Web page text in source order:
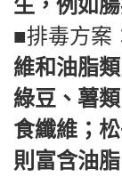
生，例如腸
■排毒方案
維和油脂
綠豆、薯
食纖維；
則富含油脂